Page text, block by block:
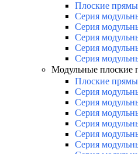
Плоские
Серия
Серия
Серия
Серия
Серия
Модульные плоские
Плоские
Серия
Серия
Серия
Серия
Серия
Серия